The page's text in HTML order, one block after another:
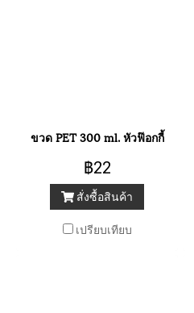
ขวด PET 300 ml. หัวฟ๊อกกี้
฿22
สั่งซื้อสินค้า
เปรียบเทียบ